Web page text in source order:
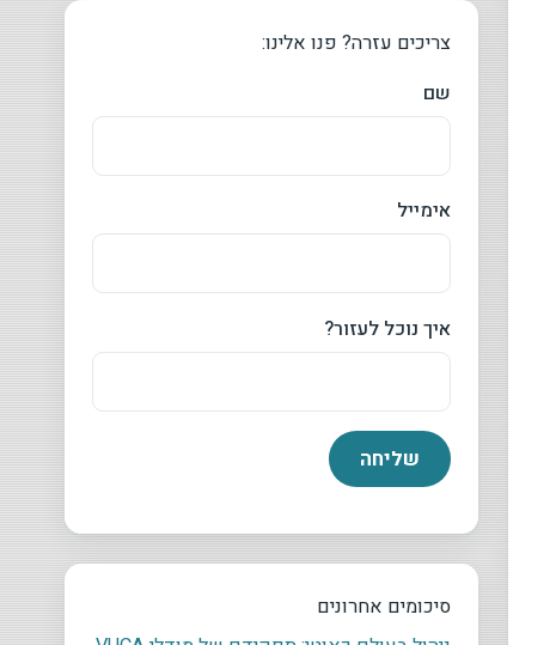
צריכים עזרה? פנו אלינו:
שם
אימייל
איך נוכל לעזור?
סיכומים אחרונים